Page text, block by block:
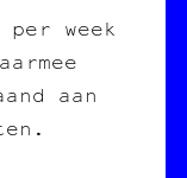
week
aan